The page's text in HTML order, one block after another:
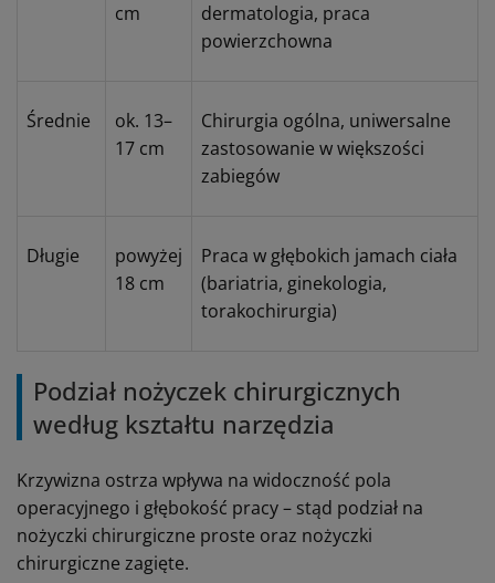
cm
dermatologia, praca
powierzchowna
Średnie
ok. 13–
17 cm
Chirurgia ogólna, uniwersalne
zastosowanie w większości
zabiegów
Długie
powyżej
18 cm
Praca w głębokich jamach ciała
(bariatria, ginekologia,
torakochirurgia)
Podział nożyczek chirurgicznych
według kształtu narzędzia
Krzywizna ostrza wpływa na widoczność pola
operacyjnego i głębokość pracy – stąd podział na
nożyczki chirurgiczne proste oraz nożyczki
chirurgiczne zagięte.